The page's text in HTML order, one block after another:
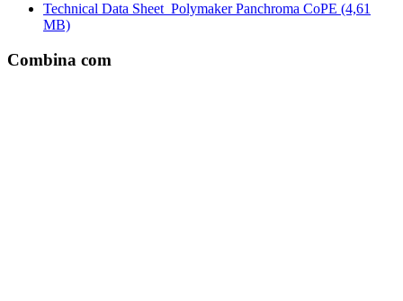
Technical Data Sheet_Polymaker Panchroma CoPE (4,61
MB)
Combina com